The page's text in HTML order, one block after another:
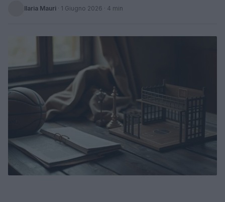
Ilaria Mauri · 1 Giugno 2026 · 4 min